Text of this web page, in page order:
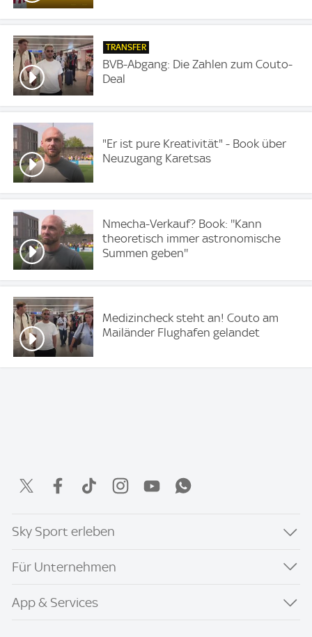
TRANSFER
BVB-Abgang: Die Zahlen zum Couto-
Deal
"Er ist pure Kreativität" - Book über
Neuzugang Karetsas
Nmecha-Verkauf? Book: ''Kann
theoretisch immer astronomische
Summen geben''
Medizincheck steht an! Couto am
Mailänder Flughafen gelandet
Sky Sport erleben
Für Unternehmen
App & Services